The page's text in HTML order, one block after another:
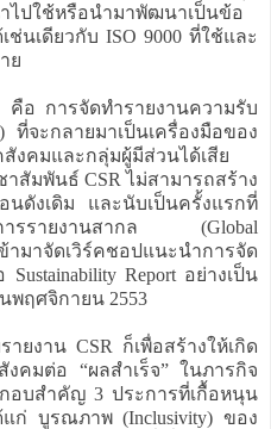
ไปใช้หรือนำมาพัฒนาเป็นข้อ
ช่นเดียวกับ ISO 9000 ที่ใช้และ
ย
คือ การจัดทำรายงานความรับ
ที่จะกลายมาเป็นเครื่องมือของ
งคมและกลุ่มผู้มีส่วนได้เสีย
สัมพันธ์ CSR ไม่สามารถสร้าง
ดังเดิม และนับเป็นครั้งแรกที่
ยการรายงานสากล (Global
ามาจัดเวิร์คชอปแนะนำการจัด
Report อย่างเป็น
พฤศจิกายน 2553
ายงาน CSR ก็เพื่อสร้างให้เกิด
งคมต่อ “ผลสำเร็จ” ในภารกิจ
อบสำคัญ 3 ประการที่เกื้อหนุน
แก่ บูรณภาพ (Inclusivity) ของ